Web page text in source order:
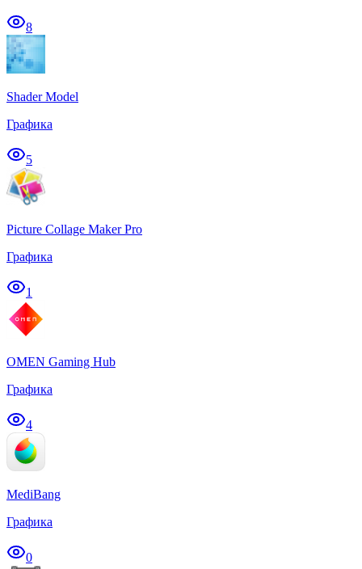
8
Shader Model
Графика
5
Picture Collage Maker Pro
Графика
1
OMEN Gaming Hub
Графика
4
MediBang
Графика
0